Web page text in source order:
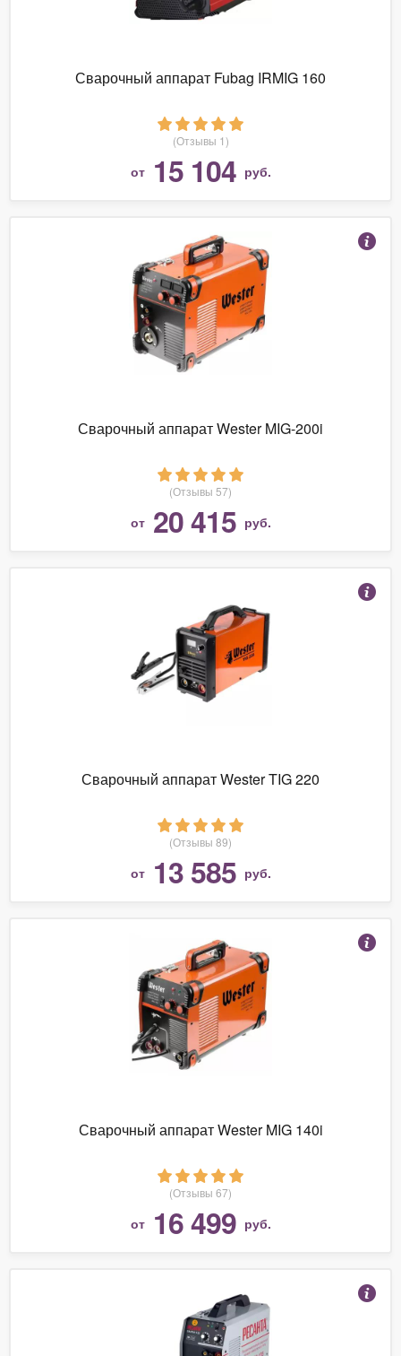
Сварочный аппарат Fubag IRMIG 160
(Отзывы 1)
от 15 104 руб.
Сварочный аппарат Wester MIG-200i
(Отзывы 57)
от 20 415 руб.
Сварочный аппарат Wester TIG 220
(Отзывы 89)
от 13 585 руб.
Сварочный аппарат Wester MIG 140i
(Отзывы 67)
от 16 499 руб.